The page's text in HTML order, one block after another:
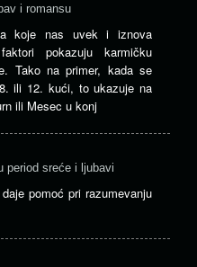
i romansu
koje nas uvek i iznova
pokazuju karmičku
Tako na primer, kada se
ili 12. kući, to ukazuje na
ili Mesec u konj
period sreće i ljubavi
pomoć pri razumevanju